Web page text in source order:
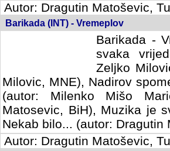
Autor: Dragutin Matoševic,
Barikada (INT) - Vremeplov
Barikada -
svaka
Milovic,
MNE), Nadirov spomenar
Milenko Mišo Maric, UK),
Muzika je svirala (autor:
(autor: Dragutin Matosevic,
Autor: Dragutin Matoševic,